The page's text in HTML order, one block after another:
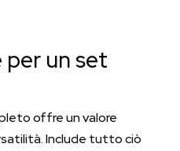
per un set
offre un valore
Include tutto ciò